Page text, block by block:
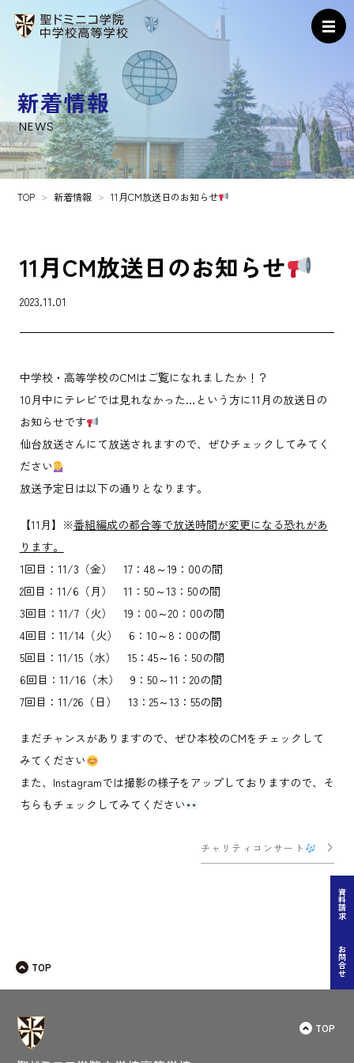
新着情報
NEWS
TOP 新着情報 11月CM放送日のお知らせ
11月CM放送日のお知らせ
2023.11.01
中学校・高等学校のCMはご覧になれましたか！？
10月中にテレビでは見れなかった…という方に11月の放送日の
お知らせです
仙台放送さんにて放送されますので、ぜひチェックしてみてく
ださい
放送予定日は以下の通りとなります。
【11月】※番組編成の都合等で放送時間が変更になる恐れがあ
ります。
1回目：11/3（金） 17：48～19：00の間
2回目：11/6（月） 11：50～13：50の間
3回目：11/7（火） 19：00～20：00の間
4回目：11/14（火） 6：10～8：00の間
5回目：11/15（水） 15：45～16：50の間
6回目：11/16（木） 9：50～11：20の間
7回目：11/26（日） 13：25～13：55の間
まだチャンスがありますので、ぜひ本校のCMをチェックして
みてください
また、Instagramでは撮影の様子をアップしておりますので、そ
ちらもチェックしてみてください
ショ
チャリティコンサート
TOP
資料請求
お問合せ
TOP